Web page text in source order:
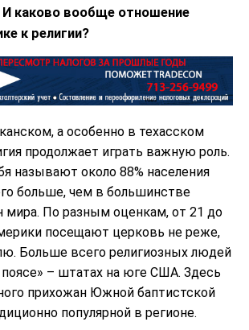
И каково вообще отношение
к религии?
а особенно в техасском
продолжает играть важную роль.
называют около 88% населения
больше, чем в большинстве
мира. По разным оценкам, от 21 до
посещают церковь не реже,
Больше всего религиозных людей
– штатах на юге США. Здесь
прихожан Южной баптистской
популярной в регионе.